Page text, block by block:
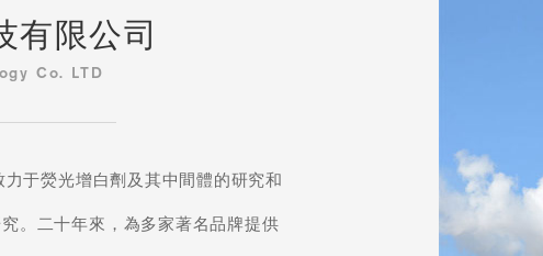
有限公司
Co. LTD
于熒光增白劑及其中間體的研究和
。二十年來，為多家著名品牌提供